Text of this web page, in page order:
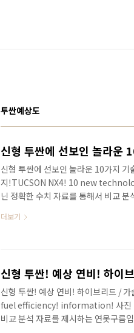
투싼예상도
신형 투싼에 선보인 놀라운 10가지
지!TUCSON NX4! 10 new
닌 정확한 수치 자료를 통해서 비교
새롭게 공개가 되었는데 못 보신 분들
것 같네요. 금일 공개된 정보를 보면
더보기
신형 투싼! 예상 연비! 하이브리드 /
fuel efficiency! information! 사진 |
비교 분석 자료를 제시하는 연못구름